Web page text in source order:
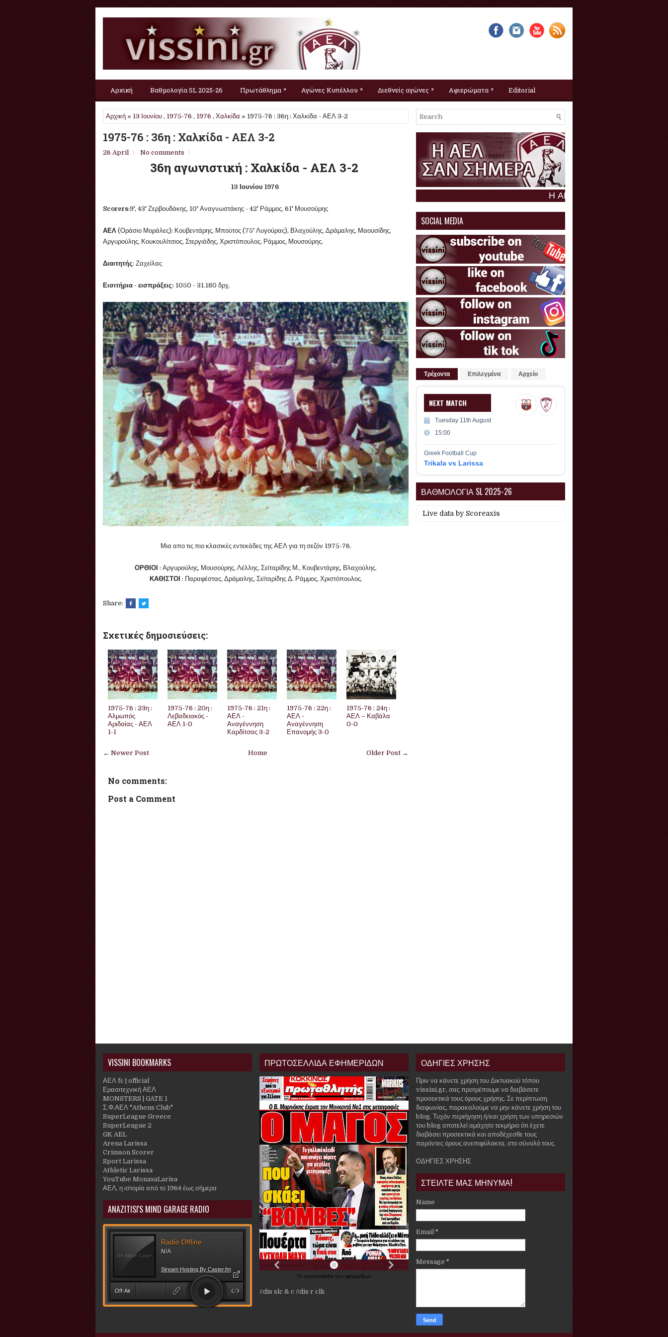
Αρχική Βαθμολογία SL 2025-26 Πρωτάθλημα » Αγώνες Κυπέλλου » Διεθνείς αγώνες » Αφιερώματα » Editorial
Αρχική » 13 Ιουνίου , 1975-76 , 1976 , Χαλκίδα » 1975-76 : 36η : Χαλκίδα - ΑΕΛ 3-2
1975-76 : 36η : Χαλκίδα - ΑΕΛ 3-2
26 April No comments
36η αγωνιστική : Χαλκίδα - ΑΕΛ 3-2
13 Ιουνίου 1976
Scorers:9', 43' Ζερβουδάκης, 10' Αναγνωστάκης - 42' Ράμμος, 61' Μουσούρης
ΑΕΛ (Οράσιο Μοράλες): Κουβεντάρης, Μπούτος (75' Λυγούρας), Βλαχούλης, Δράμαλης, Μαουσίδης,
Αργυρούλης, Κουκουλίτσιος, Στεργιάδης, Χριστόπουλος, Ράμμος, Μουσούρης.
Διαιτητής: Ζαχείλας
Εισιτήρια - εισπράξεις: 1050 - 31.180 δρχ.
Μια απο τις πιο κλασικές εντεκάδες της ΑΕΛ για τη σεζόν 1975-76.
ΟΡΘΙΟΙ : Αργυρούλης, Μουσούρης, Λέλλης, Σεϊταρίδης Μ., Κουβεντάρης, Βλαχούλης.
ΚΑΘΙΣΤΟΙ : Παραφέστας, Δράμαλης, Σεϊταρίδης Δ. Ράμμος, Χριστόπουλος.
Share:
Σχετικές δημοσιεύσεις:
1975-76 : 23η :
Αλμωπός
Αριδαίας - ΑΕΛ
1-1
1975-76 : 20η :
Λεβαδειακός -
ΑΕΛ 1-0
1975-76 : 21η :
ΑΕΛ -
Αναγέννηση
Καρδίτσας 3-2
1975-76 : 22η :
ΑΕΛ -
Αναγέννηση
Επανομής 3-0
1975-76 : 24η :
ΑΕΛ – Καβάλα
0-0
← Newer Post Older Post →
Home
No comments:
Post a Comment
Η ΑΕΛ σαν σήμερα :
SOCIAL MEDIA
Τρέχοντα Επιλεγμένα Αρχείο
NEXT MATCH
Tuesday 11th August
15:00
Greek Football Cup
Trikala vs Larissa
ΒΑΘΜΟΛΟΓΙΑ SL 2025-26
Live data by Scoreaxis
VISSINI BOOKMARKS
ΑΕΛ fc | official
Ερασιτεχνική ΑΕΛ
MONSTERS | GATE 1
Σ.Φ.ΑΕΛ "Athens Club"
SuperLeague Greece
SuperLeague 2
GK AEL
Arena Larissa
Crimson Scorer
Sport Larissa
Athletic Larissa
YouTube MonaxaLarisa
ΑΕΛ, η ιστορία από το 1964 έως σήμερα
ANAZITISI'S MIND GARAGE RADIO
ΠΡΩΤΟΣΕΛΛΙΔΑ ΕΦΗΜΕΡΙΔΩΝ
Τα πρωτοσέλιδα των εφημερίδων
//dis slc & c //dis r clk
ΟΔΗΓΙΕΣ ΧΡΗΣΗΣ
Πριν να κάνετε χρήση του Δικτυακού τόπου
vissini.gr, σας προτρέπουμε να διαβάσετε
προσεκτικά τους όρους χρήσης. Σε περίπτωση
διαφωνίας, παρακαλούμε να μην κάνετε χρήση του
blog. Τυχόν περιήγηση ή/και χρήση των υπηρεσιών
του blog αποτελεί αμάχητο τεκμήριο ότι έχετε
διαβάσει προσεκτικά και αποδέχεσθε τους
παρόντες όρους ανεπιφύλακτα, στο σύνολό τους.
ΟΔΗΓΙΕΣ ΧΡΗΣΗΣ
ΣΤΕΙΛΤΕ ΜΑΣ ΜΗΝΥΜΑ!
Name
Email *
Message *